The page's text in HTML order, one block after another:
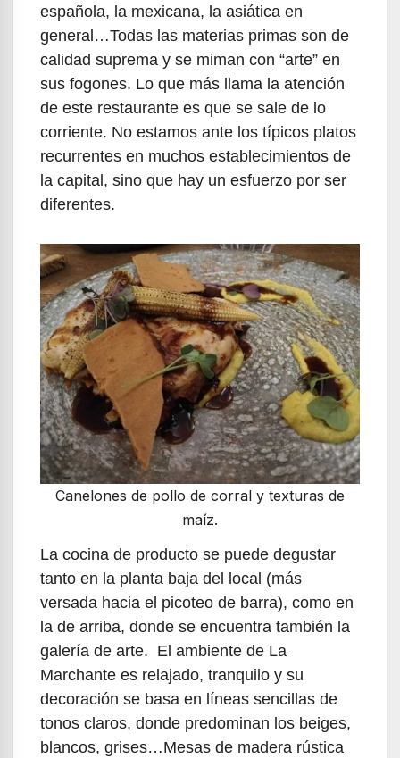
española, la mexicana, la asiática en
general…Todas las materias primas son de
calidad suprema y se miman con “arte” en
sus fogones. Lo que más llama la atención
de este restaurante es que se sale de lo
corriente. No estamos ante los típicos platos
recurrentes en muchos establecimientos de
la capital, sino que hay un esfuerzo por ser
diferentes.
Canelones de pollo de corral y texturas de
maíz.
La cocina de producto se puede degustar
tanto en la planta baja del local (más
versada hacia el picoteo de barra), como en
la de arriba, donde se encuentra también la
galería de arte. El ambiente de La
Marchante es relajado, tranquilo y su
decoración se basa en líneas sencillas de
tonos claros, donde predominan los beiges,
blancos, grises…Mesas de madera rústica